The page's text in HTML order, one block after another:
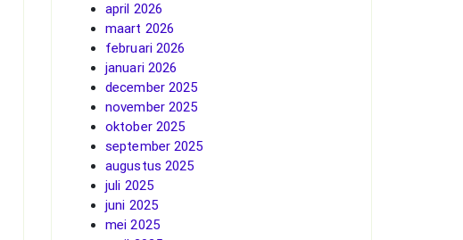
april 2026
maart 2026
februari 2026
januari 2026
december 2025
november 2025
oktober 2025
september 2025
augustus 2025
juli 2025
juni 2025
mei 2025